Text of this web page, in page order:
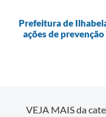
Prefeitura de
ações de
VEJA MAIS da